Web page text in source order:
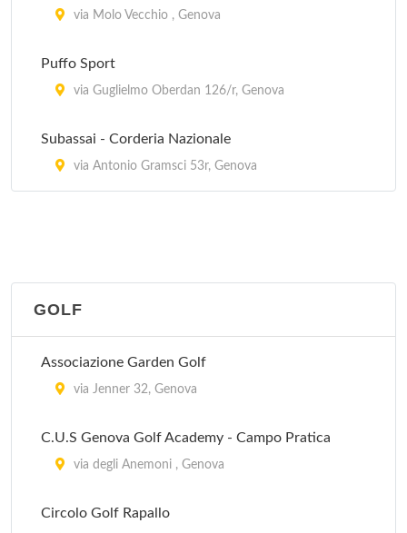
via Molo Vecchio , Genova
Puffo Sport
via Guglielmo Oberdan 126/r, Genova
Subassai - Corderia Nazionale
via Antonio Gramsci 53r, Genova
GOLF
Associazione Garden Golf
via Jenner 32, Genova
C.U.S Genova Golf Academy - Campo Pratica
via degli Anemoni , Genova
Circolo Golf Rapallo